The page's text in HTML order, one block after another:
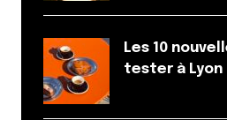
Je mérite de gagner un
Huttopia Pays de Condrieu
besoin d’un weekend sans
Priscille Legros
28 mai 2025 à 9 h 39 min
Les 10
tester à